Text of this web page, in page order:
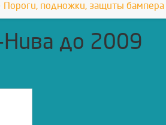
Пороги, подножки, защиты
до 2009